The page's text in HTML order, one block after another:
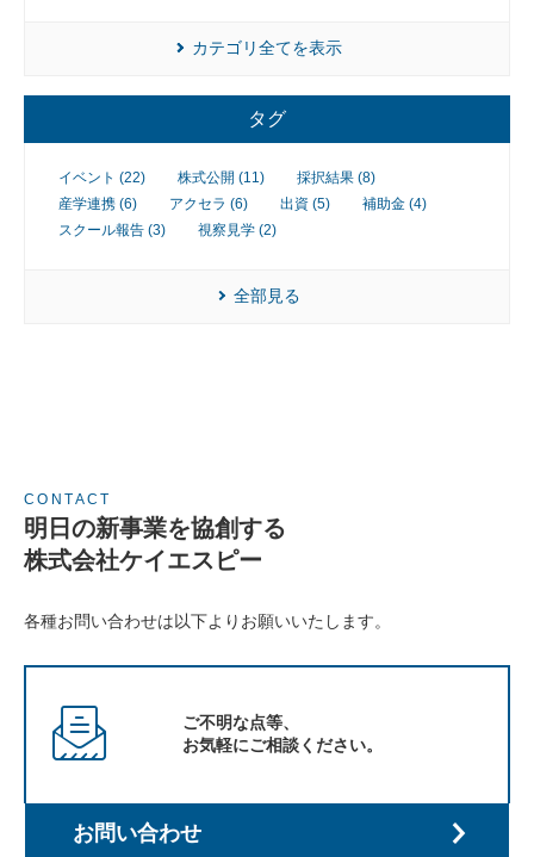
カテゴリ全てを表示
タグ
イベント (22) 株式公開 (11)
採択結果 (8)
産学連携 (6)
アクセラ (6) 出資 (5)
補助金 (4)
スクール報告 (3)
視察見学 (2)
全部見る
CONTACT
明日の新事業を協創する
株式会社ケイエスピー
各種お問い合わせは以下よりお願いいたします。
ご不明な点等、
お気軽にご相談ください。
お問い合わせ